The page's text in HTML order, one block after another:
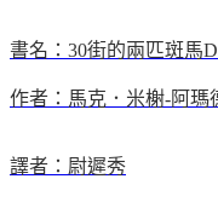
書名： 30街的兩匹斑馬
作者：馬克．米榭-阿瑪
譯者：尉遲秀